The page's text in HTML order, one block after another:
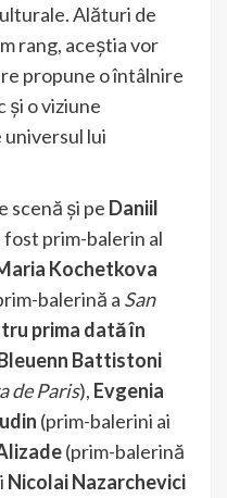
Alături de
rang, aceștia vor
propune o întâlnire
și o viziune
lui
scenă și pe Daniil
prim-balerin al
Kochetkova
balerină a San
prima dată în
Battistoni
de Paris), Evgenia
(prim-balerini ai
(prim-balerină
Nicolai Nazarchevici